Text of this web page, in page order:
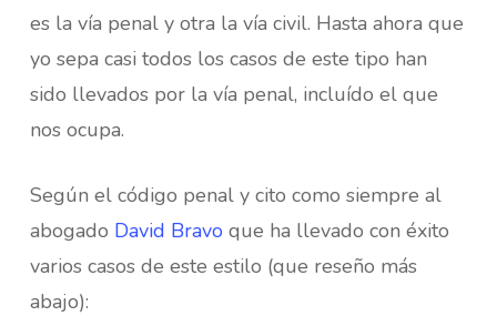
es la vía penal y otra la vía civil. Hasta ahora que
yo sepa casi todos los casos de este tipo han
sido llevados por la vía penal, incluído el que
nos ocupa.
Según el código penal y cito como siempre al
abogado David Bravoque ha llevado con éxito
varios casos de este estilo (que reseño más
abajo):